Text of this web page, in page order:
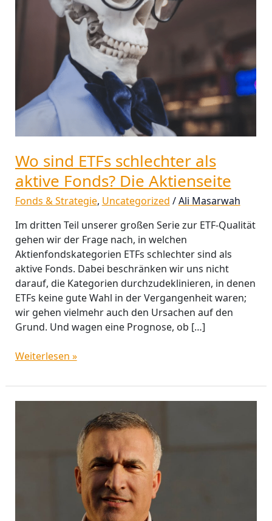
Wo sind ETFs schlechter als
aktive Fonds? Die Aktienseite
Fonds & Strategie, Uncategorized /Ali Masarwah
Im dritten Teil unserer großen Serie zur ETF-Qualität
gehen wir der Frage nach, in welchen
Aktienfondskategorien ETFs schlechter sind als
aktive Fonds. Dabei beschränken wir uns nicht
darauf, die Kategorien durchzudeklinieren, in denen
ETFs keine gute Wahl in der Vergangenheit waren;
wir gehen vielmehr auch den Ursachen auf den
Grund. Und wagen eine Prognose, ob […]
Weiterlesen »
Nullnummern